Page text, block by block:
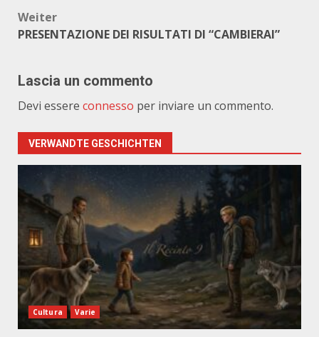
Weiter
PRESENTAZIONE DEI RISULTATI DI “CAMBIERAI”
Lascia un commento
Devi essere connesso per inviare un commento.
VERWANDTE GESCHICHTEN
Cultura Varie